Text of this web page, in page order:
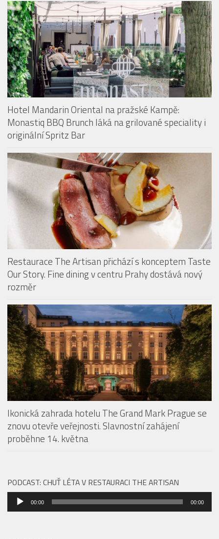
HOTELY & PENZIONY
Hotel Mandarin Oriental na pražské Kampě:
Monastiq BBQ Brunch láká na grilované speciality i
originální Spritz Bar
Restaurace The Artisan přichází s konceptem Taste
Our Story. Fine dining v centru Prahy dostává nový
rozměr
proběhne 14. května